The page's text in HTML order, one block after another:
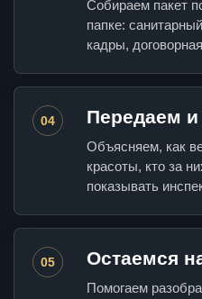
Собираем пакет
папке:
кадры,
04 Передаем
Объясняем, как
красоты, кто за
показывать
05 Остаемся
Помогаем